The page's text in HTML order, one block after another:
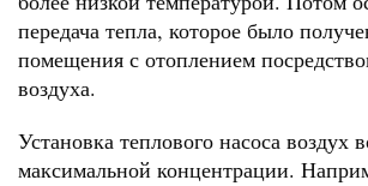
передача тепла, которое было
помещения с отоплением
воздуха.
Установка теплового насоса воздух
максимальной концентрации.